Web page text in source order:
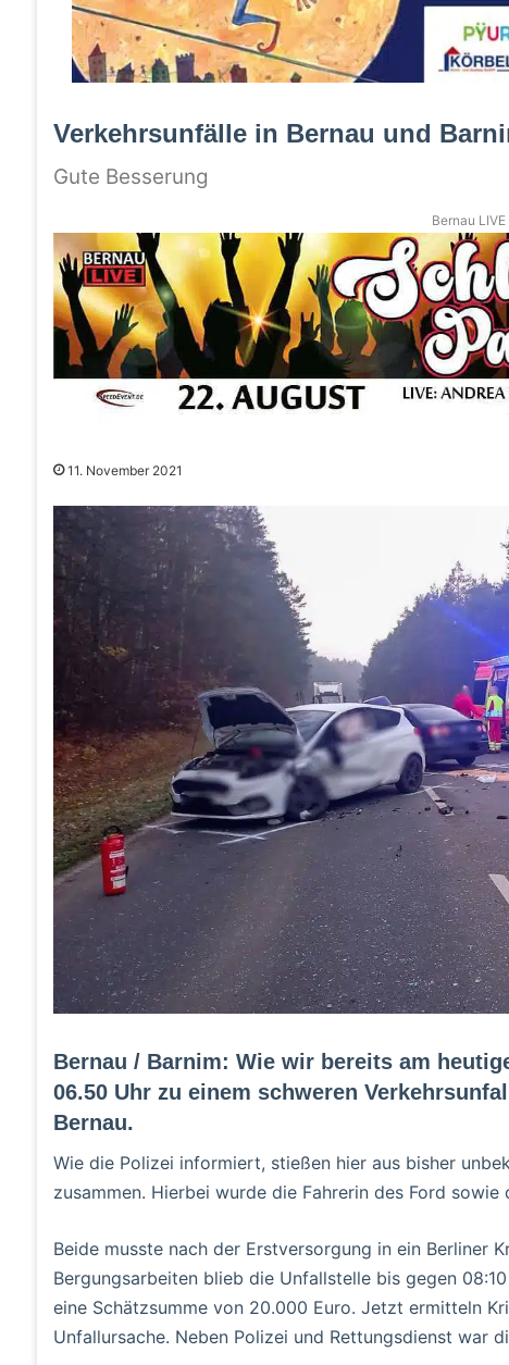
Verkehrsunfälle in Bernau und
Gute Besserung
Bernau
11. November 2021
Bernau / Barnim: Wie wir bereits am
06.50 Uhr zu einem schweren
Bernau.
Wie die Polizei informiert, stießen hier aus bisher
zusammen. Hierbei wurde die Fahrerin des Ford
Beide musste nach der Erstversorgung in ein Berliner
Bergungsarbeiten blieb die Unfallstelle bis gegen
eine Schätzsumme von 20.000 Euro. Jetzt ermitteln
Unfallursache. Neben Polizei und Rettungsdienst war